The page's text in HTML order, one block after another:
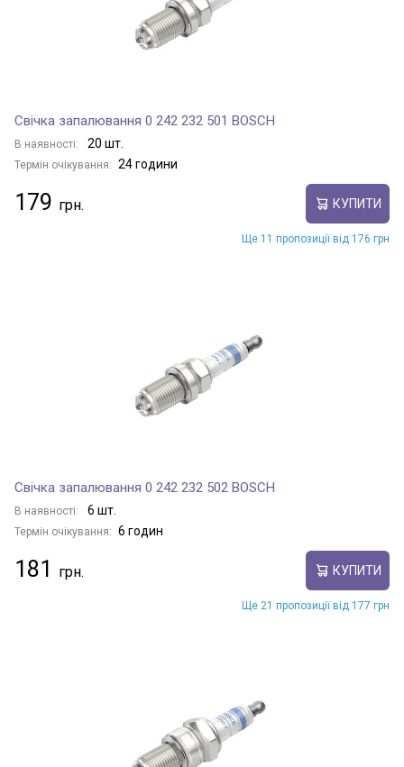
Свічка запалювання 0 242 232 501 BOSCH
В наявності: 20 шт.
Термін очікування: 24 години
179 КУПИТИ
Ще 11 пропозиції від 176 грн
Свічка запалювання 0 242 232 502 BOSCH
В наявності: 6 шт.
Термін очікування: 6 годин
181 КУПИТИ
Ще 21 пропозиції від 177 грн